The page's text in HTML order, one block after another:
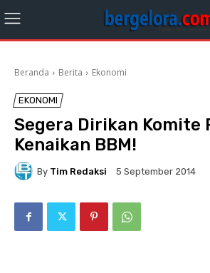
Beranda Berita Ekonomi
EKONOMI
Segera Dirikan Komite
Kenaikan BBM!
By Tim Redaksi 5 September 2014